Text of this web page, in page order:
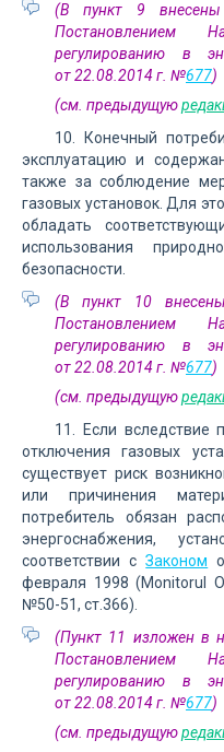
(В пункт 9 внесены
Постановлением
регулированию в
от 22.08.2014 г. №677)
(см. предыдущую
10. Конечный
эксплуатацию и
также за соблюдение
газовых установок. Для
обладать
использования
безопасности.
(В пункт 10
Постановлением
регулированию в
от 22.08.2014 г. №677)
(см. предыдущую
11. Если вследствие
отключения газовых
существует риск
или причинения
потребитель обязан
энергоснабжения,
соответствии сЗаконом
февраля 1998 (Monitorul
№50-51, ст.366).
(Пункт 11 изложен в
Постановлением
регулированию в
от 22.08.2014 г. №677)
(см. предыдущую